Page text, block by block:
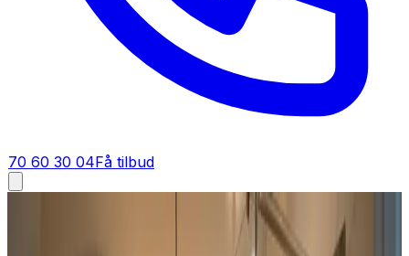
70 60 30 04Få tilbud
Frederikshavn